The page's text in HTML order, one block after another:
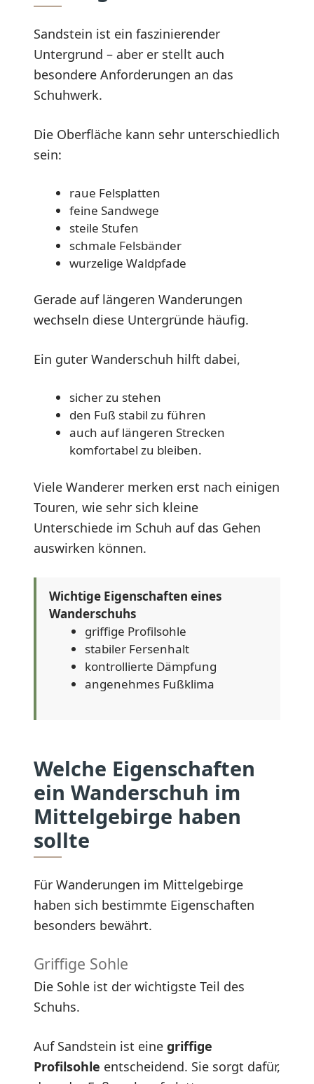
Sandstein ist ein faszinierender
Untergrund – aber er stellt auch
besondere Anforderungen an das
Schuhwerk.
Die Oberfläche kann sehr unterschiedlich
sein:
raue Felsplatten
feine Sandwege
steile Stufen
schmale Felsbänder
wurzelige Waldpfade
Gerade auf längeren Wanderungen
wechseln diese Untergründe häufig.
Ein guter Wanderschuh hilft dabei,
sicher zu stehen
den Fuß stabil zu führen
auch auf längeren Strecken
komfortabel zu bleiben.
Viele Wanderer merken erst nach einigen
Touren, wie sehr sich kleine
Unterschiede im Schuh auf das Gehen
auswirken können.
Wichtige Eigenschaften eines
Wanderschuhs
griffige Profilsohle
stabiler Fersenhalt
kontrollierte Dämpfung
angenehmes Fußklima
Welche Eigenschaften
ein Wanderschuh im
Mittelgebirge haben
sollte
Für Wanderungen im Mittelgebirge
haben sich bestimmte Eigenschaften
besonders bewährt.
Griffige Sohle
Die Sohle ist der wichtigste Teil des
Schuhs.
Auf Sandstein ist eine griffige
Profilsohle entscheidend. Sie sorgt dafür,